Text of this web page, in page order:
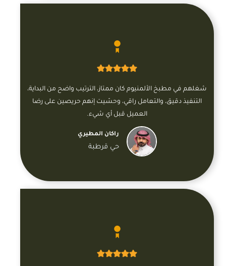
شغلهم في مطبخ الألمنيوم كان ممتاز، الترتيب واضح من البداية،
التنفيذ دقيق، والتعامل راقي، وحسّيت إنهم حريصين على رضا
العميل قبل أي شيء.
راكان المطيري
حي قرطبة